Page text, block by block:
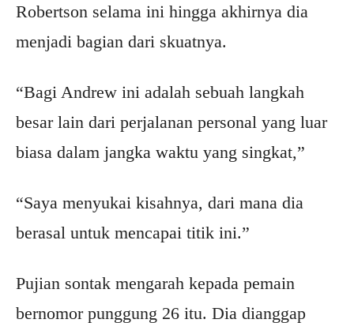
Robertson selama ini hingga akhirnya dia
menjadi bagian dari skuatnya.
“Bagi Andrew ini adalah sebuah langkah
besar lain dari perjalanan personal yang luar
biasa dalam jangka waktu yang singkat,”
“Saya menyukai kisahnya, dari mana dia
berasal untuk mencapai titik ini.”
Pujian sontak mengarah kepada pemain
bernomor punggung 26 itu. Dia dianggap